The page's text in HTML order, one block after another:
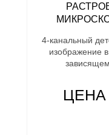
4-канальный
изображение